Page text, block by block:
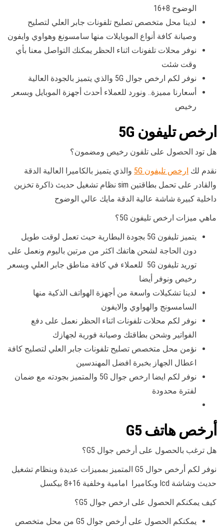
الوضوح 8+16
لدينا محل متخصص تصليح تلفونات جابر العلي لتصليح
وصيانة كافة أنواع الموبايلات منها سامسونغ وهواوي وايفون
نوفر محلات تلفونات اثناء الحظر يمكنك التواصل معنا بأي
وقت شئت
نوفر لكم ارخص جوال 5G والذي يتميز بالجودة العالية
أسعارنا مميزة.. ونورد للعملاء أحدث أجهزة الموبايل وبسعر
رخيص
ارخص تليفون 5G
هل تود الحصول على تلفون رخيص ومضمون؟
نقدم لك ارخص تليفون 5G
والذي يتميز بالكاميرا العالية الدقة
والقادر على تحمل بطاقتين sim نظام تشغيل حديث ذاكرة تخزين
داخلية كبيرة شاشة عالية الدقة مايك عالي الوضوح
ماهي ميزات ارخص تليفون 5G؟
يتميز تليفون 5G بجودة البطارية حيث تعمل لوقت طويل
دون الحاجة لشحن هاتفك اكثر من مرتين باليوم ونعمل على
توريد تليفون 5G للعملاء في كافة مناطق جابر العلي وبسعر
رخيص ونوفر أيضا
لدينا تشكيلات واسعة من أجهزة الهواتف الذكية منها
السامسونج والهواوي والايفون
نوفر لكم محلات تلفونات اثناء الحظر نعمل على دفع
الفواتير وشحن بطاقتك وصيانة فورية لجهازك
نؤمن محل متخصص تصليح تلفونات جابر العلي لتصليح كافة
اعطال الجهاز بخبرة افضل المهندسين
نوفر لكم ايضا ارخص جوال 5G والمتميز بجودته مع ضمان
لفترة محدودة
أرخص هاتف G5
هل ترغب بالحصول على أرخص جوال G5؟
نوفر لكم أرخص حوال G5 المتميز بمميزات عديدة وبنظام تشغيل
حديث وشاشة lcd وبكاميرا امامية وخلفية 16+8 بيكسل
كيف يمكنكم الحصول على ارخص جوال G5؟
يمكنكم الحصول على أرخص جوال G5 من محل متخصص